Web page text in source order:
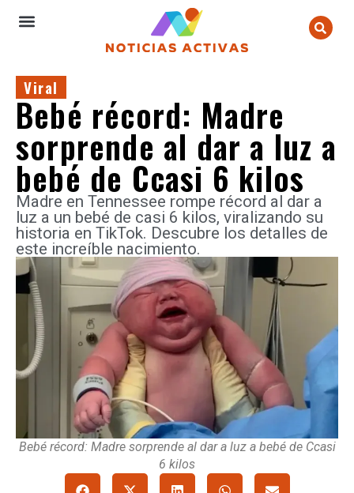
Viral
Bebé récord: Madre
sorprende al dar a luz a
bebé de Ccasi 6 kilos
Madre en Tennessee rompe récord al dar a
luz a un bebé de casi 6 kilos, viralizando su
historia en TikTok. Descubre los detalles de
este increíble nacimiento.
Bebé récord: Madre sorprende al dar a luz a bebé de Ccasi
6 kilos